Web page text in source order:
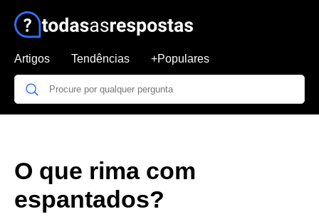
Artigos Tendências +Populares
O que rima com
espantados?